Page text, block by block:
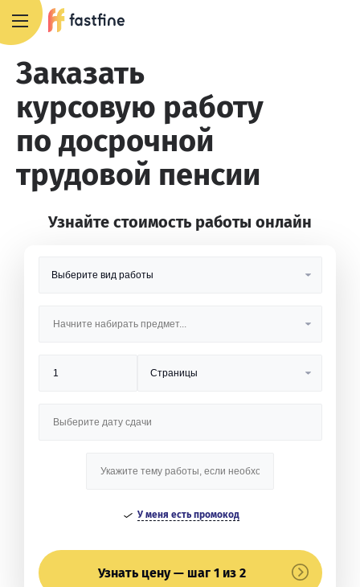
Заказать
курсовую работу
по досрочной
трудовой пенсии
Узнайте стоимость работы онлайн
У меня есть промокод
Узнать цену — шаг 1 из 2